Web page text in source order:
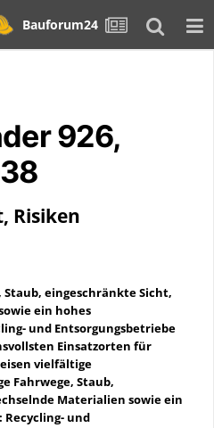
Bauforum24
926,
Risiken
Staub, eingeschränkte Sicht,
ein hohes
und Entsorgungsbetriebe
Einsatzorten für
vielfältige
Fahrwege, Staub,
Materialien sowie ein
und